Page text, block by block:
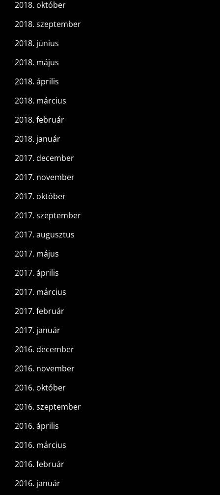
2018. október
2018. szeptember
2018. június
2018. május
2018. április
2018. március
2018. február
2018. január
2017. december
2017. november
2017. október
2017. szeptember
2017. augusztus
2017. május
2017. április
2017. március
2017. február
2017. január
2016. december
2016. november
2016. október
2016. szeptember
2016. április
2016. március
2016. február
2016. január